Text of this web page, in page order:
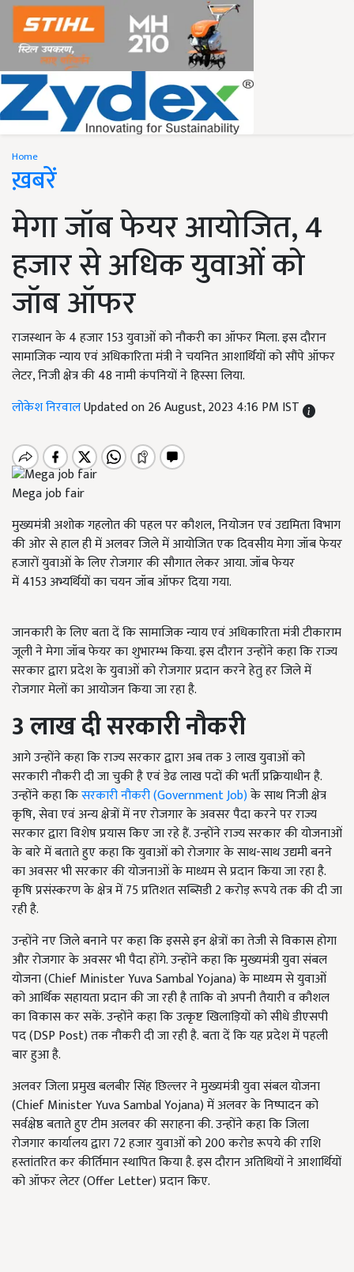
Home
ख़बरें
मेगा जॉब फेयर आयोजित, 4
हजार से अधिक युवाओं को
जॉब ऑफर
राजस्थान के 4 हजार 153 युवाओं को नौकरी का ऑफर मिला. इस दौरान
सामाजिक न्याय एवं अधिकारिता मंत्री ने चयनित आशार्थियों को सौंपे ऑफर
लेटर, निजी क्षेत्र की 48 नामी कंपनियों ने हिस्सा लिया.
लोकेश निरवालUpdated on 26 August, 2023 4:16 PM IST
Mega job fair
मुख्यमंत्री अशोक गहलोत की पहल पर कौशल, नियोजन एवं उद्यमिता विभाग
की ओर से हाल ही में अलवर जिले में आयोजित एक दिवसीय मेगा जॉब फेयर
हजारों युवाओं के लिए रोजगार की सौगात लेकर आया. जॉब फेयर
में 4153अभ्यर्थियों का चयन जॉब ऑफर दिया गया.
जानकारी के लिए बता दें कि सामाजिक न्याय एवं अधिकारिता मंत्री टीकाराम
जूली ने मेगा जॉब फेयर का शुभारम्भ किया. इस दौरान उन्होंने कहा कि राज्य
सरकार द्वारा प्रदेश के युवाओं को रोजगार प्रदान करने हेतु हर जिले में
रोजगार मेलों का आयोजन किया जा रहा है.
3लाखदीसरकारी नौकरी
आगे उन्होंने कहा कि राज्य सरकार द्वारा अब तक 3लाख युवाओं को
सरकारी नौकरी दी जा चुकी है एवं डेढ लाख पदों की भर्ती प्रक्रियाधीन है.
उन्होंने कहा किसरकारी नौकरी(Government Job)के साथ निजी क्षेत्र
कृषि, सेवा एवं अन्य क्षेत्रों में नए रोजगार के अवसर पैदा करने पर राज्य
सरकार द्वारा विशेष प्रयास किए जा रहे हैं. उन्होंने राज्य सरकार की योजनाओं
के बारे में बताते हुए कहा कि युवाओं को रोजगार के साथ-साथ उद्यमी बनने
का अवसर भी सरकार की योजनाओं के माध्यम से प्रदान किया जा रहा है.
कृषि प्रसंस्करण के क्षेत्र में 75प्रतिशत सब्सिडी2करोड़ रूपये तक की दी जा
रही है.
उन्होंने नए जिले बनाने पर कहा कि इससे इन क्षेत्रों का तेजी से विकास होगा
और रोजगार के अवसर भी पैदा होंगे. उन्होंने कहा कि मुख्यमंत्री युवा संबल
योजना (Chief Minister Yuva Sambal Yojana)के माध्यम से युवाओं
को आर्थिक सहायता प्रदान की जा रही है ताकि वो अपनी तैयारी व कौशल
का विकास कर सकें. उन्होंने कहा कि उत्कृष्ट खिलाड़ियों को सीधे डीएसपी
पद(DSP Post)तक नौकरी दी जा रही है. बता दें कि यह प्रदेश में पहली
बार हुआ है.
अलवर जिला प्रमुख बलबीर सिंह छिल्लर ने मुख्यमंत्री युवा संबल योजना
(Chief Minister Yuva Sambal Yojana)में अलवर के निष्पादन को
सर्वक्षेष्ठ बताते हुए टीम अलवर की सराहना की. उन्होंने कहा कि जिला
रोजगार कार्यालय द्वारा72हजार युवाओं को200करोड रूपये की राशि
हस्तांतरित कर कीर्तिमान स्थापित किया है. इस दौरान अतिथियों ने आशार्थियों
को ऑफर लेटर (Offer Letter)प्रदान किए.